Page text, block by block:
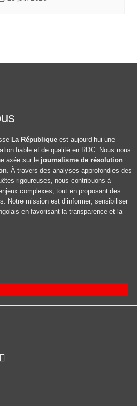
La République est aujourd’hui une
fiable et de qualité en RDC. Nous nous
axée sur le journalisme de résolution
. À travers des analyses approfondies des
rigoureuses, nous contribuons à
complexes, tout en proposant des
Notre mission est d’informer, sensibiliser
en favorisant la transparence et la